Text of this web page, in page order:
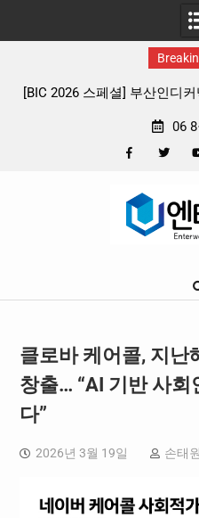
판타지 케이팝 애니메이션 ‘
06
클로바 케어콜, 지난
창출… “AI 기반 사회
다”
2026년 3월 19일 손태원